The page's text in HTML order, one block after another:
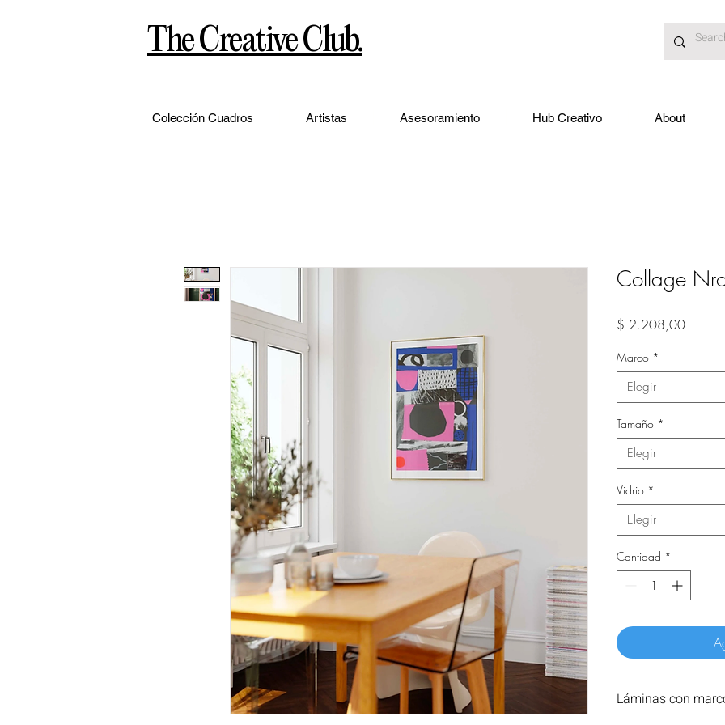
The Creative Club.
Colección Cuadros Artistas Asesoramiento Hub Creativo About
Collage
$ 2.208,00Precio
Marco *
Elegir
Tamaño *
Elegir
Vidrio *
Elegir
Cantidad *
Láminas con